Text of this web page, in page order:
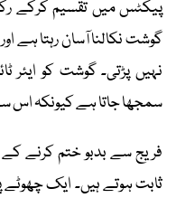
پیکٹس میں تقسیم کرکے
گوشت نکالنا آسان رہتا ہے
نہیں پڑتی۔ گوشت کو ایئر
سمجھا جاتا ہے کیونکہ اس
فریج سے بدبو ختم کرنے کے
ثابت ہوتے ہیں۔ ایک